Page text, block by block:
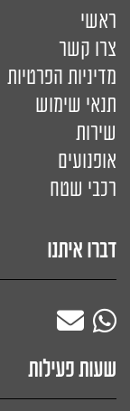
ראשי
צרו קשר
מדיניות הפרטיות
תנאי שימוש
שירות
אופנועים
רכבי שטח
דברו איתנו
שעות פעילות